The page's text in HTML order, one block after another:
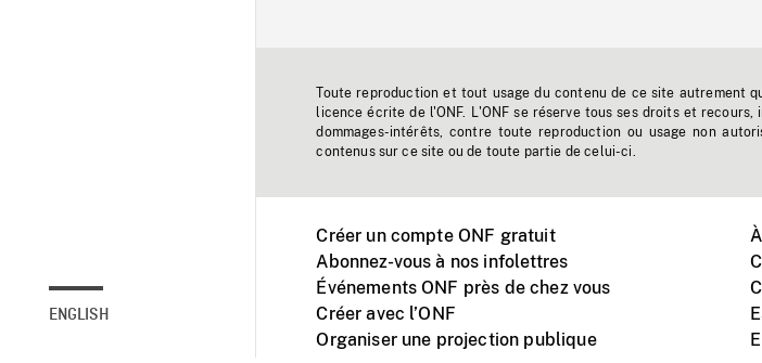
ENGLISH
Toute reproduction et tout usage du contenu de ce site autrement
licence écrite de l'ONF. L'ONF se réserve tous ses droits et
dommages-intérêts, contre toute reproduction ou usage non
contenus sur ce site ou de toute partie de celui-ci.
Créer un compte ONF gratuit
Abonnez-vous à nos infolettres
Événements ONF près de chez vous
Créer avec l’ONF
Organiser une projection publique